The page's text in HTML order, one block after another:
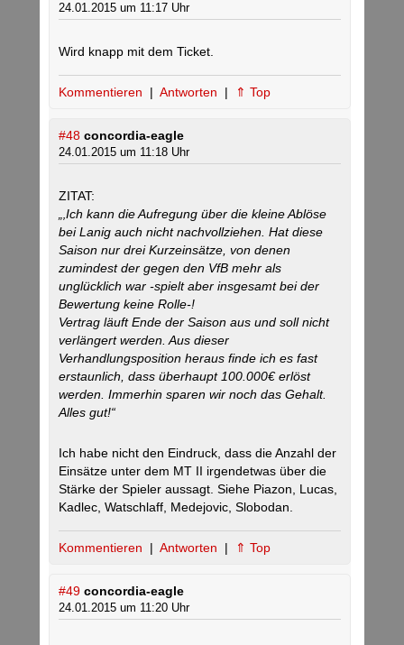
24.01.2015 um 11:17 Uhr
Wird knapp mit dem Ticket.
Kommentieren | Antworten | ⇑ Top
#48 concordia-eagle
24.01.2015 um 11:18 Uhr
ZITAT:
„‚Ich kann die Aufregung über die kleine Ablöse
bei Lanig auch nicht nachvollziehen. Hat diese
Saison nur drei Kurzeinsätze, von denen
zumindest der gegen den VfB mehr als
unglücklich war -spielt aber insgesamt bei der
Bewertung keine Rolle-!
Vertrag läuft Ende der Saison aus und soll nicht
verlängert werden. Aus dieser
Verhandlungsposition heraus finde ich es fast
erstaunlich, dass überhaupt 100.000€ erlöst
werden. Immerhin sparen wir noch das Gehalt.
Alles gut!“
Ich habe nicht den Eindruck, dass die Anzahl der
Einsätze unter dem MT II irgendetwas über die
Stärke der Spieler aussagt. Siehe Piazon, Lucas,
Kadlec, Watschlaff, Medejovic, Slobodan.
Kommentieren | Antworten | ⇑ Top
#49 concordia-eagle
24.01.2015 um 11:20 Uhr